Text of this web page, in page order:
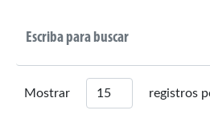
Mostrar registros